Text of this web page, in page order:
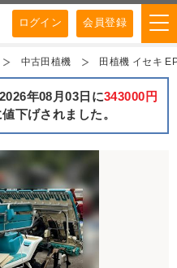
ログイン 会員登録
中古田植機 田植機 イセキ
年08月03日に343000円
値下げされました。